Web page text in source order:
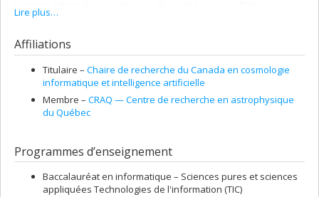
ses études postdoctorales au Center for Computational
à l'Université Stanford. Laurence a obtenu son doctorat à
l'Université de Cambridge en 2015, où elle a mené des travaux
portant sur des applications de la théorie effective des champs
ouverte au formalisme de l'inflation. Elle a obtenu son
baccalauréat et sa maîtrise à l'Université McGill.
Lire plus…
Affiliations
Titulaire – Chaire de recherche du Canada en cosmologie
informatique et intelligence artificielle
Membre – CRAQ — Centre de recherche en astrophysique
du Québec
Programmes d’enseignement
Baccalauréat en informatique – Sciences pures et sciences
appliquées Technologies de l'information (TIC)